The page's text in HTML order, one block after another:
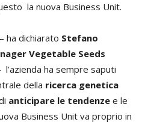
la nuova Business Unit.
ha dichiarato Stefano
Vegetable Seeds
l’azienda ha sempre saputi
della ricerca genetica
anticipare le tendenze e le
Business Unit va proprio in